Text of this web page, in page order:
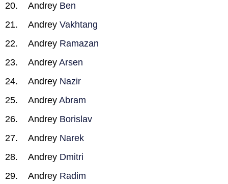
Andrey Ben
Andrey Vakhtang
Andrey Ramazan
Andrey Arsen
Andrey Nazir
Andrey Abram
Andrey Borislav
Andrey Narek
Andrey Dmitri
Andrey Radim